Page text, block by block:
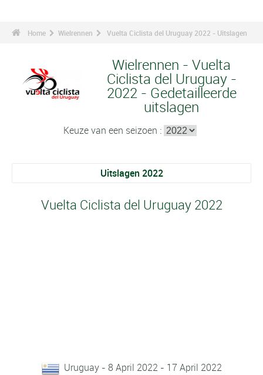
Home Wielrennen Vuelta Ciclista del Uruguay 2022 - Uitslagen
Wielrennen - Vuelta
Ciclista del Uruguay -
2022 - Gedetailleerde
uitslagen
Keuze van een seizoen :
Uitslagen 2022
Vuelta Ciclista del Uruguay 2022
Uruguay - 8 April 2022 - 17 April 2022